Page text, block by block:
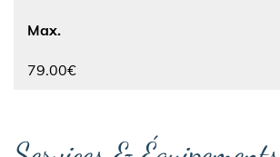
Max.
79.00€